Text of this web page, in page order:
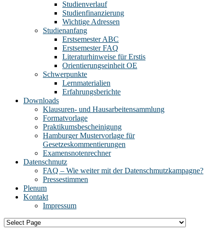
Studienverlauf
Studienfinanzierung
Wichtige Adressen
Studienanfang
Erstsemester ABC
Erstsemester FAQ
Literaturhinweise für Erstis
Orientierungseinheit OE
Schwerpunkte
Lernmaterialien
Erfahrungsberichte
Downloads
Klausuren- und Hausarbeitensammlung
Formatvorlage
Praktikumsbescheinigung
Hamburger Mustervorlage für
Gesetzeskommentierungen
Examensnotenrechner
Datenschmutz
FAQ – Wie weiter mit der Datenschmutzkampagne?
Pressestimmen
Plenum
Kontakt
Impressum